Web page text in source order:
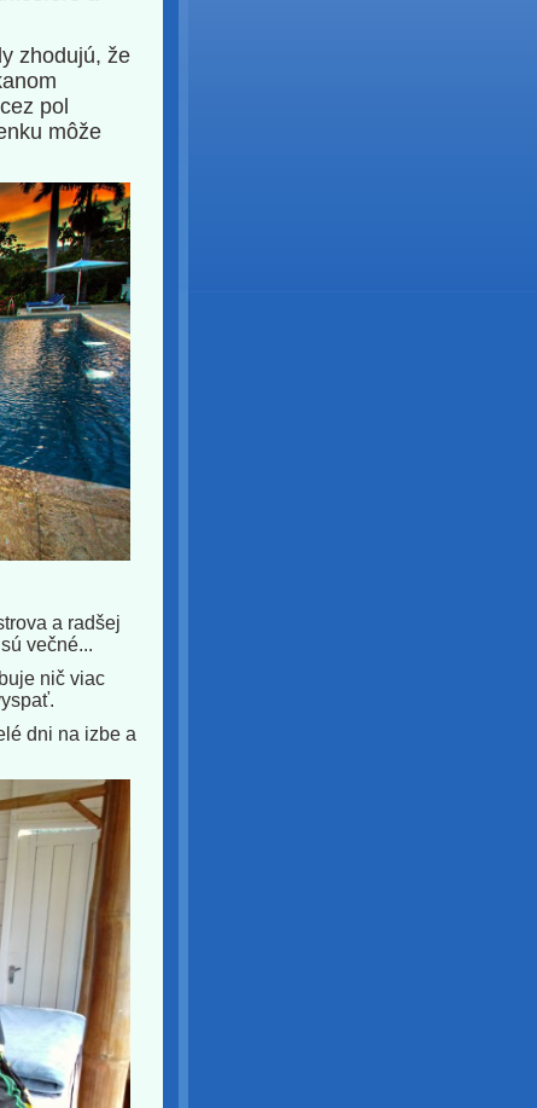
zhodujú, že
pol
môže
a radšej
večné...
nič viac
dni na izbe a